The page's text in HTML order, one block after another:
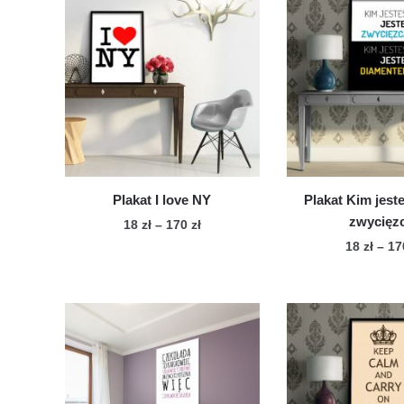
Plakat I love NY
18 zł – 170 złZakres
do
170 zł
ma
wariantów.
Opcje
można
Plakat Kim
18 zł –
ma